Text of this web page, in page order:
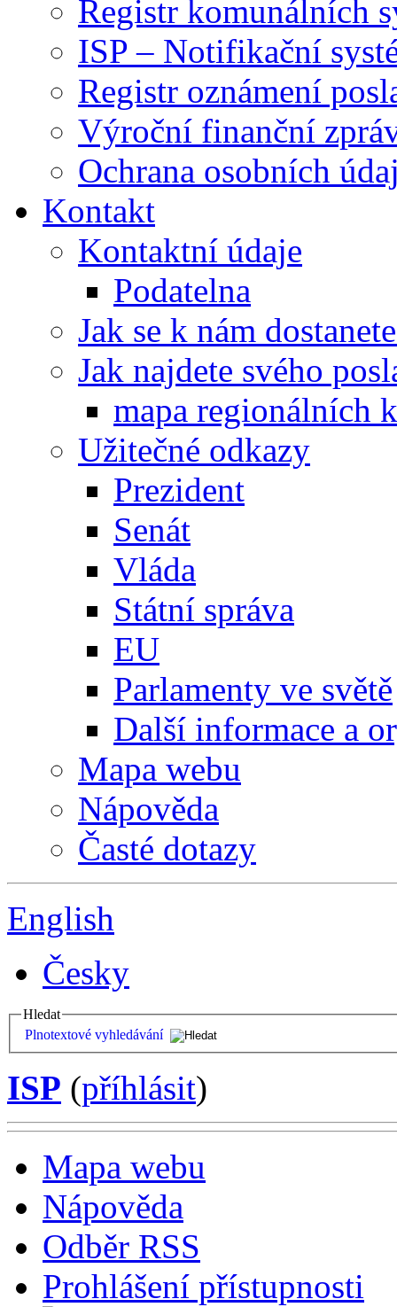
Registr komunálních
ISP – Notifikační
Registr oznámení
Výroční finanční
Ochrana osobních
Kontakt
Kontaktní údaje
Podatelna
Jak se k nám
Jak najdete svého
mapa regionálních
Užitečné odkazy
Prezident
Senát
Vláda
Státní správa
EU
Parlamenty ve světě
Další informace a
Mapa webu
Nápověda
Časté dotazy
English
Česky
Hledat
Plnotextové vyhledávání
ISP (příhlásit)
Mapa webu
Nápověda
Odběr RSS
Prohlášení přístupnosti